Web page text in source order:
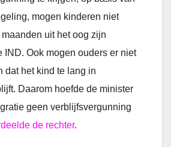
mogen kinderen niet
uit het oog zijn
IND. Ook mogen ouders er niet
dat het kind te lang in
Daarom hoefde de minister
geen verblijfsvergunning
de rechter.